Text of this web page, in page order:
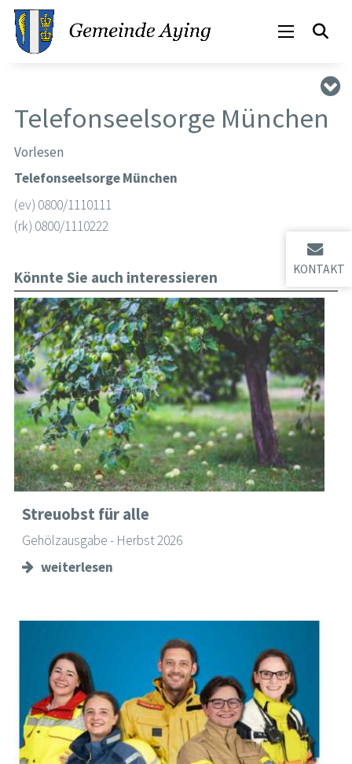
KONTAKT
Telefonseelsorge München
Vorlesen
Telefonseelsorge München
(ev) 0800/1110111
(rk) 0800/1110222
Könnte Sie auch interessieren
Streuobst für alle
Gehölzausgabe - Herbst 2026
weiterlesen